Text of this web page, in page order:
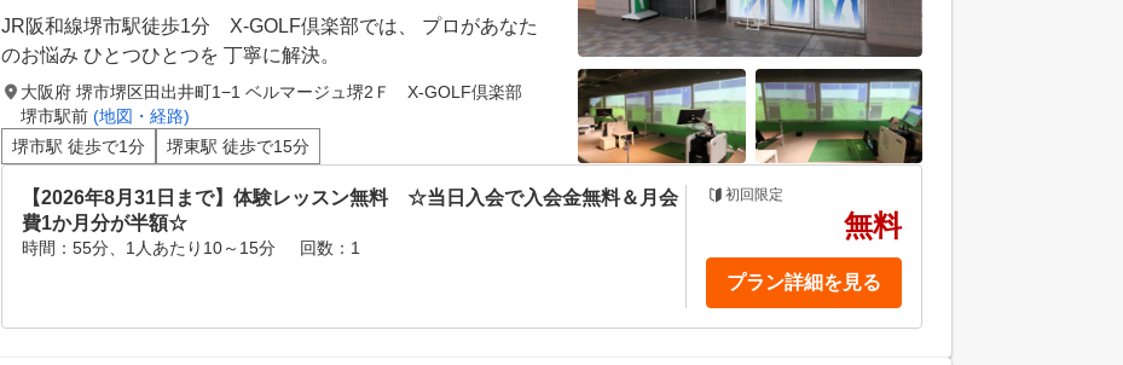
JR阪和線堺市駅徒歩1分 X-GOLF倶楽部では、 プロがあなた
のお悩み ひとつひとつを 丁寧に解決。
大阪府 堺市堺区田出井町1−1 ベルマージュ堺2Ｆ X-GOLF倶楽部
堺市駅前 (地図・経路)
堺市駅 徒歩で1分
堺東駅 徒歩で15分
【2026年8月31日まで】体験レッスン無料 ☆当日入会で入会金無料＆月会
費1か月分が半額☆
時間：55分、1人あたり10～15分 回数：1
初回限定
無料
プラン詳細を見る